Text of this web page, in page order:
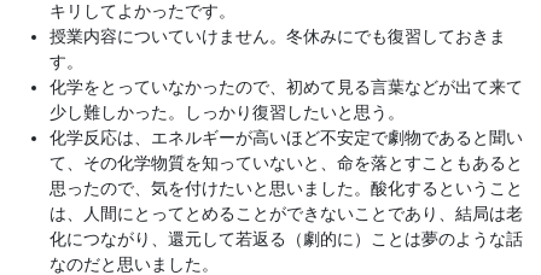
キリしてよかったです。
授業内容についていけません。冬休みにでも復習しておきま
す。
化学をとっていなかったので、初めて見る言葉などが出て来て
少し難しかった。しっかり復習したいと思う。
化学反応は、エネルギーが高いほど不安定で劇物であると聞い
て、その化学物質を知っていないと、命を落とすこともあると
思ったので、気を付けたいと思いました。酸化するということ
は、人間にとってとめることができないことであり、結局は老
化につながり、還元して若返る（劇的に）ことは夢のような話
なのだと思いました。